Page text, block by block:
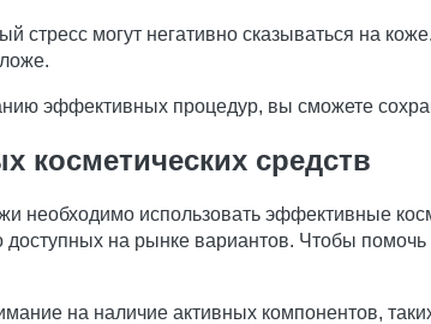
стресс могут негативно сказываться на
эффективных процедур, вы сможете
косметических средств
необходимо использовать эффективные
на рынке вариантов. Чтобы
на наличие активных компонентов,